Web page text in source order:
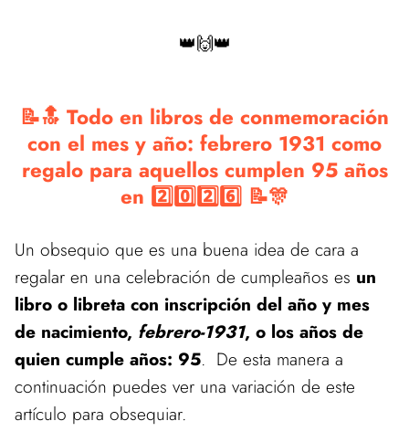
👑🙌👑
📝🔝 Todo en libros de conmemoración
con el mes y año: febrero 1931 como
regalo para aquellos cumplen 95 años
en 2️⃣0️⃣2️⃣6️⃣ 📝🎊
Un obsequio que es una buena idea de cara a
regalar en una celebración de cumpleaños es un
libro o libreta con inscripción del año y mes
de nacimiento, febrero-1931, o los años de
quien cumple años: 95. De esta manera a
continuación puedes ver una variación de este
artículo para obsequiar.